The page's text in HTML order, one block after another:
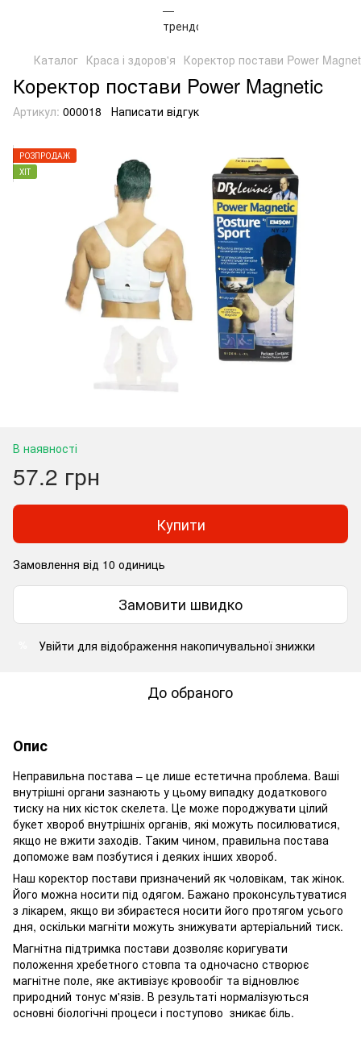
Каталог Краса і здоров'я Коректор постави Power
Коректор постави Power Magnetic
Артикул: 000018 Написати відгук
РОЗПРОДАЖ
ХІТ
В наявності
57.2 грн
Купити
Замовлення від 10 одиниць
Замовити швидко
Увійти для відображення накопичувальної знижки
До обраного
Опис
Неправильна постава – це лише естетична проблема. Ваші
внутрішні органи зазнають у цьому випадку додаткового
тиску на них кісток скелета. Це може породжувати цілий
букет хвороб внутрішніх органів, які можуть посилюватися,
якщо не вжити заходів. Таким чином, правильна постава
допоможе вам позбутися і деяких інших хвороб.
Наш коректор постави призначений як чоловікам, так жінок.
Його можна носити під одягом. Бажано проконсультуватися
з лікарем, якщо ви збираєтеся носити його протягом усього
дня, оскільки магніти можуть знижувати артеріальний тиск.
Магнітна підтримка постави дозволяє коригувати
положення хребетного стовпа та одночасно створює
магнітне поле, яке активізує кровообіг та відновлює
природний тонус м'язів. В результаті нормалізуються
основні біологічні процеси і поступово зникає біль.